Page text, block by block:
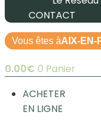
CONTACT
Vous êtes àAIX-EN-
0.00€ 0 Panier
ACHETER
EN LIGNE